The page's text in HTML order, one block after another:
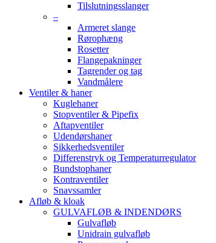
Tilslutningsslanger
–
Armeret slange
Rørophæng
Rosetter
Flangepakninger
Tagrender og tag
Vandmålere
Ventiler & haner
Kuglehaner
Stopventiler & Pipefix
Aftapventiler
Udendørshaner
Sikkerhedsventiler
Differenstryk og Temperaturregulator
Bundstophaner
Kontraventiler
Snavssamler
Afløb & kloak
GULVAFLØB & INDENDØRS
Gulvafløb
Unidrain gulvafløb